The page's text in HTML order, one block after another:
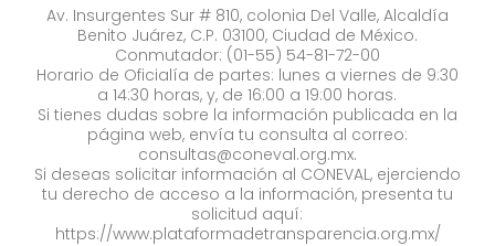
Av. Insurgentes Sur # 810, colonia Del Valle, Alcaldía
Benito Juárez, C.P. 03100, Ciudad de México.
Conmutador: (01-55) 54-81-72-00
Horario de Oficialía de partes: lunes a viernes de 9:30
a 14:30 horas, y, de 16:00 a 19:00 horas.
Si tienes dudas sobre la información publicada en la
página web, envía tu consulta al correo:
consultas@coneval.org.mx.
Si deseas solicitar información al CONEVAL, ejerciendo
tu derecho de acceso a la información, presenta tu
solicitud aquí:
https://www.plataformadetransparencia.org.mx/